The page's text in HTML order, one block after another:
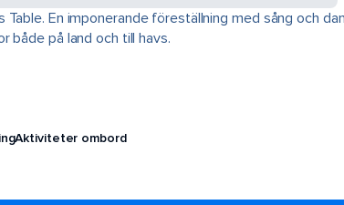
En imponerande föreställning med sång och
både på land och till havs.
Aktiviteter ombord